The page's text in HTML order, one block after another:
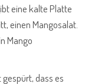
eine kalte Platte
einen Mangosalat.
Mango
dass es